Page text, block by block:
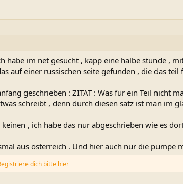
im net gesucht , kapp eine halbe stunde ,
auf einer russischen seite gefunden , die das
geschrieben : ZITAT : Was für ein Teil nicht
schreibt , denn durch diesen satz ist man im
, ich habe das nur abgeschrieben wie es
aus österreich . Und hier auch nur die pumpe
dich bitte hier